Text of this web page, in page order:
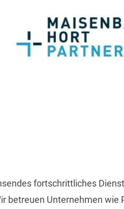
fortschrittliches
betreuen Unternehmen wie